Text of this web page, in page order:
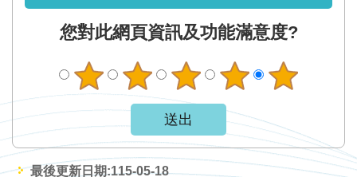
隱
政
您對此網頁資訊及功能滿意度?
最後更新日期:115-05-18